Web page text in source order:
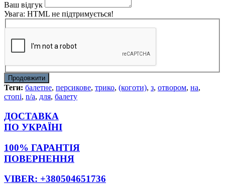
Ваш відгук
Увага: HTML не підтримується!
Продовжити
Теги: балетне, персикове, трико, (коготи), з, отвором, на,
стопі, n/a, для, балету
ДОСТАВКА
ПО УКРАЇНІ
100% ГАРАНТІЯ
ПОВЕРНЕННЯ
VIBER: +380504651736